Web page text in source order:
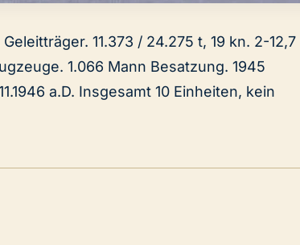
11.373 / 24.275 t, 19 kn. 2-12,7
1.066 Mann Besatzung. 1945
a.D. Insgesamt 10 Einheiten, kein